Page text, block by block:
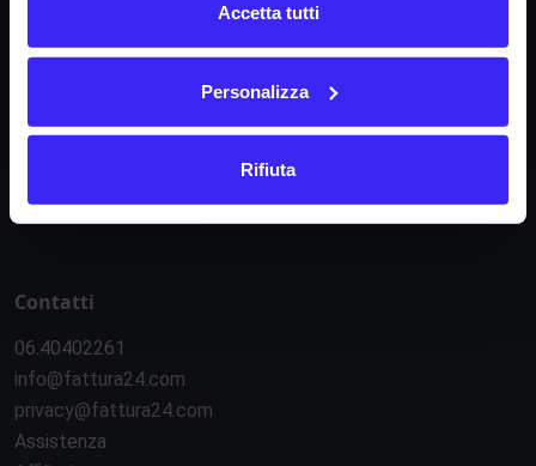
Accetta tutti
Personalizza
Rifiuta
Condizioni di contratto
Regolamento e-commerce
Gestione cookie
Contatti
06.40402261
info@fattura24.com
privacy@fattura24.com
Assistenza